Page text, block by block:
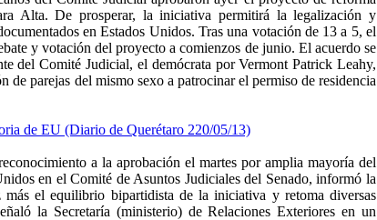
Alta. De prosperar, la iniciativa permitirá la legalización y
en Estados Unidos. Tras una votación de 13 a 5, el
y votación del proyecto a comienzos de junio. El acuerdo se
del Comité Judicial, el demócrata por Vermont Patrick Leahy,
parejas del mismo sexo a patrocinar el permiso de residencia
de EU (Diario de Querétaro 220/05/13)
a la aprobación el martes por amplia mayoría del
en el Comité de Asuntos Judiciales del Senado, informó la
el equilibrio bipartidista de la iniciativa y retoma diversas
la Secretaría (ministerio) de Relaciones Exteriores en un